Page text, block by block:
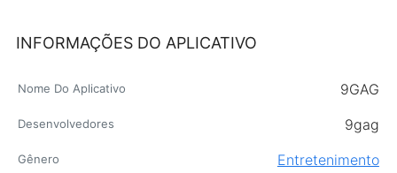
INFORMAÇÕES DO APLICATIVO
Nome Do Aplicativo 9GAG
Desenvolvedores 9gag
Gênero Entretenimento